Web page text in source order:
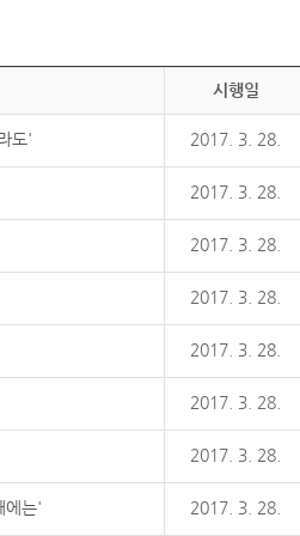
시행일
도' 2017. 3. 28.
2017. 3. 28.
2017. 3. 28.
2017. 3. 28.
2017. 3. 28.
2017. 3. 28.
2017. 3. 28.
에는' 2017. 3. 28.